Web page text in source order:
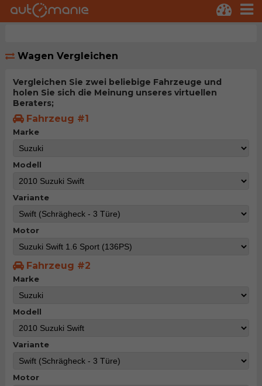
Wagen Vergleichen
Vergleichen Sie zwei beliebige Fahrzeuge und
holen Sie sich die Meinung unseres virtuellen
Beraters;
Fahrzeug #1
Marke
Modell
Variante
Motor
Fahrzeug #2
Marke
Modell
Variante
Motor